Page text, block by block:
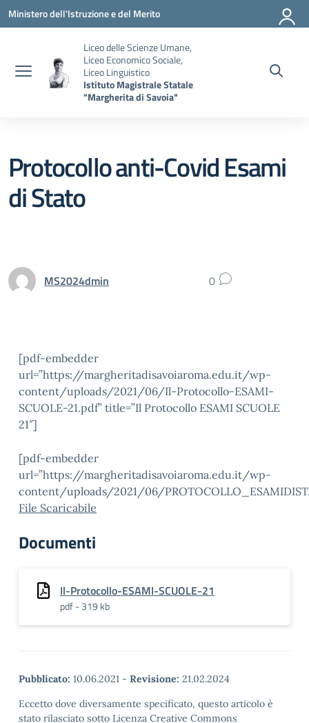
Vai ai contenuti
Vai al menu di navigazione
Vai al footer
Ministero dell'Istruzione e del Merito
Liceo delle Scienze Umane,
Liceo Economico Sociale,
Liceo Linguistico
Istituto Magistrale Statale
"Margherita di Savoia"
Protocollo anti-Covid Esami
di Stato
MS2024dmin 0
[pdf-embedder
url=”https://margheritadisavoiaroma.edu.it/wp-
content/uploads/2021/06/Il-Protocollo-ESAMI-
SCUOLE-21.pdf” title=”Il Protocollo ESAMI SCUOLE
21″]
[pdf-embedder
url=”https://margheritadisavoiaroma.edu.it/wp-
content/uploads/2021/06/
File Scaricabile
Documenti
Il-Protocollo-ESAMI-SCUOLE-21
pdf - 319 kb
Pubblicato: 10.06.2021 - Revisione: 21.02.2024
Eccetto dove diversamente specificato, questo articolo è
stato rilasciato sotto Licenza Creative Commons